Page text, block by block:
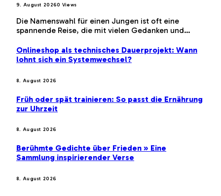
9. August 20260 Views
Die Namenswahl für einen Jungen ist oft eine
spannende Reise, die mit vielen Gedanken und…
Onlineshop als technisches Dauerprojekt: Wann
lohnt sich ein Systemwechsel?
8. August 2026
Früh oder spät trainieren: So passt die Ernährung
zur Uhrzeit
8. August 2026
Berühmte Gedichte über Frieden » Eine
Sammlung inspirierender Verse
8. August 2026